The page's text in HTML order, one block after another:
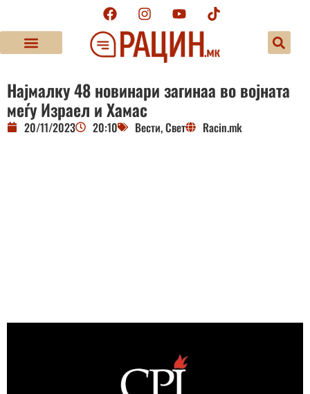
Најмалку 48 новинари загинаа во војната
меѓу Израел и Хамас
20/11/2023 20:10 Вести,Свет Racin.mk